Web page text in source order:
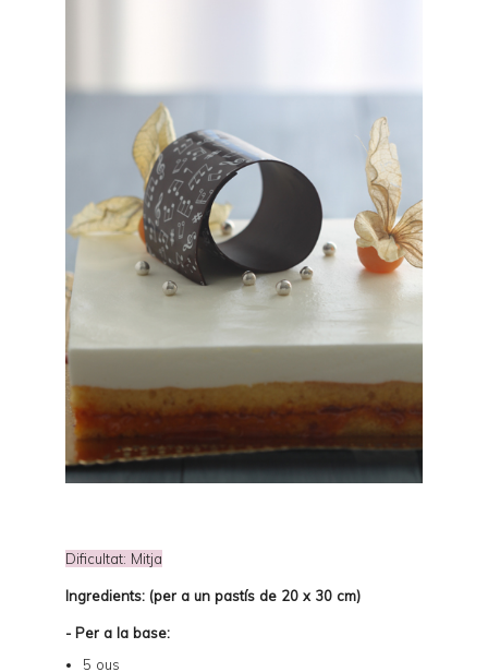
Dificultat: Mitja
Ingredients: (per a un pastís de 20 x 30 cm)
- Per a la base:
5 ous